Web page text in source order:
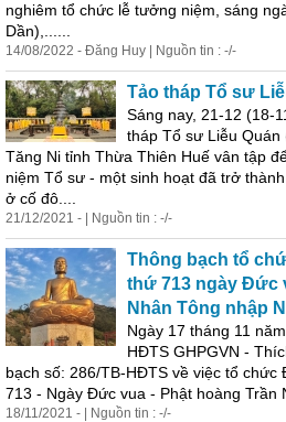
nghiêm tổ chức lễ tưởng niệm, sáng
Dần),......
14/08/2022 - Đăng Huy | Nguồn tin : -/-
Tảo tháp Tổ sư
Sáng nay, 21-12 (18-
tháp Tổ sư Liễu Quán
Tăng Ni tỉnh Thừa Thiên Huế vân tập
niệm Tổ sư - một sinh hoạt đã trở
ở cố đô....
21/12/2021 - | Nguồn tin : -/-
Thông bạch tổ
thứ 713 ngày Đức
Nhân Tông nhập
Ngày 17 tháng 11
HĐTS GHPGVN -
bạch số: 286/TB-HĐTS về việc tổ
713 - Ngày Đức vua - Phật hoàng Trần
18/11/2021 - | Nguồn tin : -/-